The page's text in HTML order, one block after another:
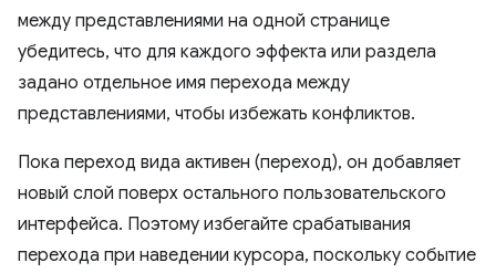
между представлениями на одной странице
убедитесь, что для каждого эффекта или раздела
задано отдельное имя перехода между
представлениями, чтобы избежать конфликтов.
Пока переход вида активен (переход), он добавляет
новый слой поверх остального пользовательского
интерфейса. Поэтому избегайте срабатывания
перехода при наведении курсора, поскольку событие